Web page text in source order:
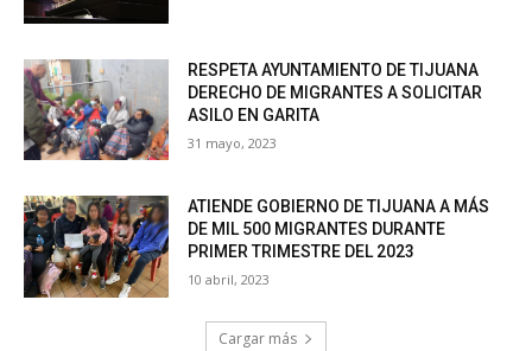
RESPETA AYUNTAMIENTO DE TIJUANA
DERECHO DE MIGRANTES A SOLICITAR
ASILO EN GARITA
31 mayo, 2023
ATIENDE GOBIERNO DE TIJUANA A MÁS
DE MIL 500 MIGRANTES DURANTE
PRIMER TRIMESTRE DEL 2023
10 abril, 2023
Cargar más